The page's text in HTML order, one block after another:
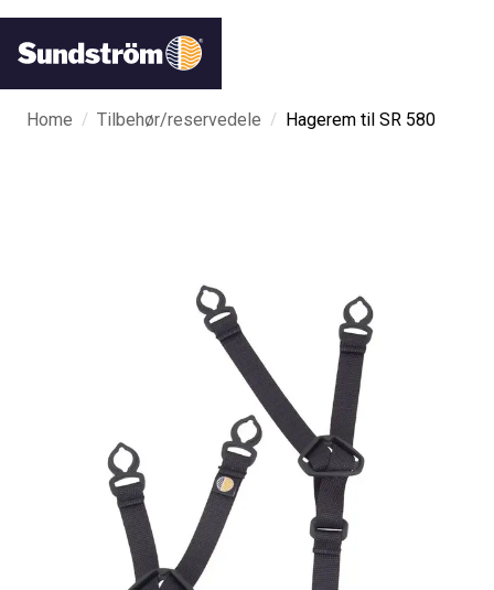
Home / Tilbehør/reservedele / Hagerem til SR 580